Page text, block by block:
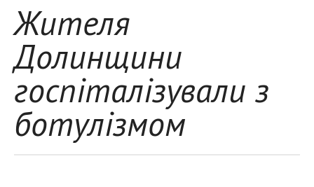
Жителя
Долинщини
госпіталізували з
ботулізмом